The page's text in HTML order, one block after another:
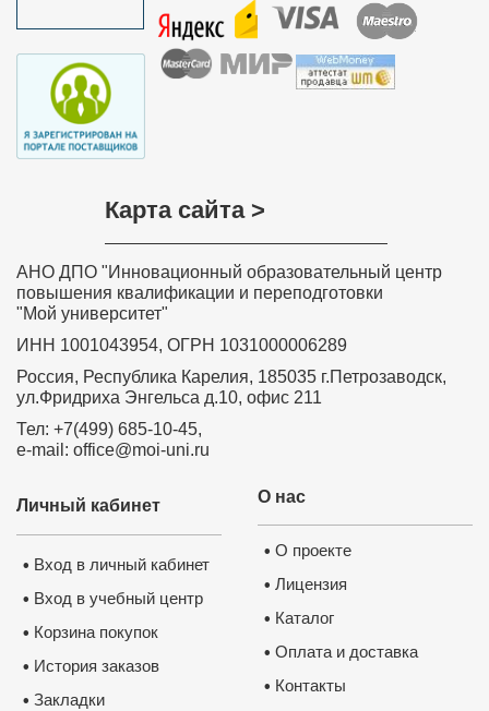
Карта сайта >
АНО ДПО "Инновационный образовательный центр
повышения квалификации и переподготовки
"Мой университет"
ИНН 1001043954, ОГРН 1031000006289
Россия, Республика Карелия, 185035 г.Петрозаводск,
ул.Фридриха Энгельса д.10, офис 211
Тел: +7(499) 685-10-45,
e-mail: office@moi-uni.ru
О нас
• О проекте
• Лицензия
• Каталог
• Оплата и доставка
• Контакты
Личный кабинет
• Вход в личный кабинет
• Вход в учебный центр
• Корзина покупок
• История заказов
• Закладки